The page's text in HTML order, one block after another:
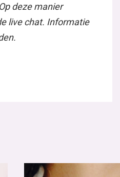
deze manier
live chat. Informatie